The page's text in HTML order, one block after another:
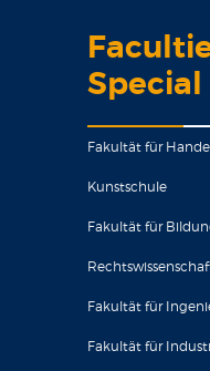
Fakultät für
Kunstschule
Fakultät für
Fakultät für
Fakultät für